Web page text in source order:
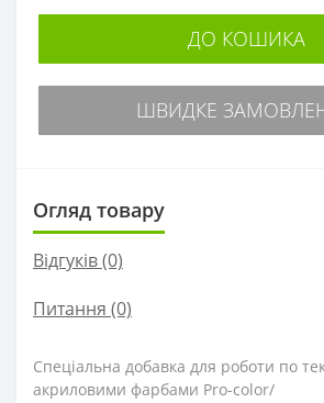
ДО КОШИКА
ШВИДКЕ
Огляд товару
Відгуків (0)
Питання (0)
Спеціальна добавка для роботи по
акриловими фарбами Pro-color/